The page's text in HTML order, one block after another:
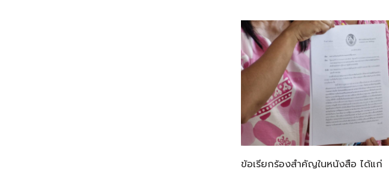
ข้อเรียกร้องสำคัญในหนังสือ ได้แก่